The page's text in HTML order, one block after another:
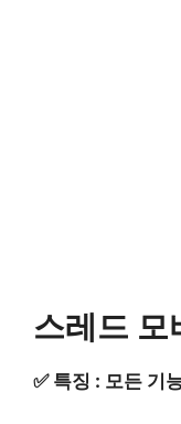
스레드 모
✅ 특징 : 모든 기